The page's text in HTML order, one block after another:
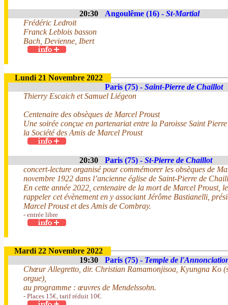
20:30 Angoulême (16) - St-Martial
Frédéric Ledroit
Franck Leblois basson
Bach, Devienne, Ibert
Lundi 21 Novembre 2022
Paris (75) - Saint-Pierre de Chaillot
Thierry Escaich et Samuel Liégeon
Centenaire des obsèques de Marcel Proust
Une soirée conçue en partenariat entre la Paroisse Saint
la Société des Amis de Marcel Proust
20:30 Paris (75) - St-Pierre de Chaillot
concert-lecture organisé pour commémorer les obsèques de
novembre 1922 dans l’ancienne église de Saint-Pierre de
En cette année 2022, centenaire de la mort de Marcel Proust,
rappeler cet évènement en y associant Jérôme Bastianelli,
Marcel Proust et des Amis de Combray.
- entrée libre
Mardi 22 Novembre 2022
19:30
Paris (75) - Temple de
Chœur Allegretto, dir. Christian Ramamonjisoa, Kyungna Ko
orgue),
au programme : œuvres de Mendelssohn.
- Places 15€, tarif réduit 10€.